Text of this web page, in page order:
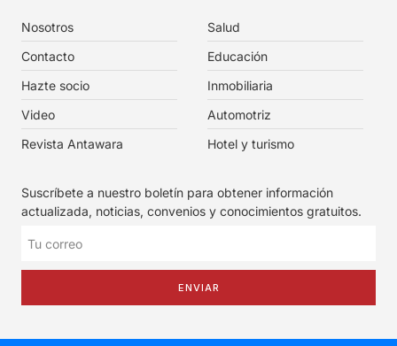
Nosotros
Contacto
Hazte socio
Video
Revista Antawara
Salud
Educación
Inmobiliaria
Automotriz
Hotel y turismo
Suscríbete a nuestro boletín para obtener información
actualizada, noticias, convenios y conocimientos gratuitos.
ENVIAR